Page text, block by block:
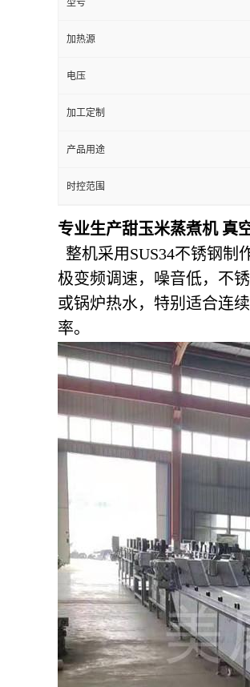
型号
加热源
电压
加工定制
产品用途
时控范围
专业生产甜玉米蒸煮机 真
整机采用SUS34不锈钢
极变频调速，噪音低，不
或锅炉热水，特别适合连
率。